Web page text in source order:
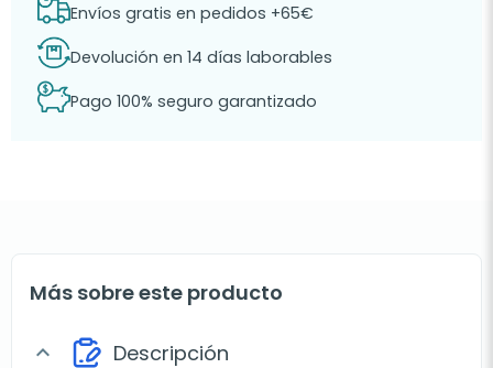
Envíos gratis en pedidos +65€
Devolución en 14 días laborables
Pago 100% seguro garantizado
Más sobre este producto
expand_more Descripción